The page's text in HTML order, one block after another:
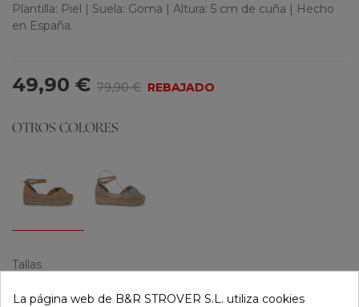
Plantilla: Piel | Suela: Goma | Altura: 5 cm de cuña | Hecho
en España.
49,90 € 79,90 € REBAJADO
OTROS COLORES
Tallas
La página web de B&R STROVER S.L. utiliza cookies